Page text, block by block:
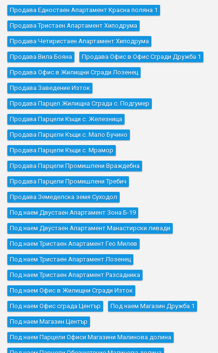
Продава Едностаен Апартамент Красна поляна 1
Продава Тристаен Апартамент Хиподрума
Продава Четиристаен Апартамент Хиподрума
Продава Вила Бояна Продава Офис в Офис Сгради Дружба 1
Продава Офис в Жилищни Сгради Лозенец
Продава Заведение Изток
Продава Парцел Жилищна Сграда с. Подгумер
Продава Парцели Къщи с. Железница
Продава Парцели Къщи с. Мало Бучино
Продава Парцели Къщи с. Мрамор
Продава Парцели Промишлени Враждебна
Продава Парцели Промишлени Требич
Продава Земеделска земя Суходол
Под наем Двустаен Апартамент Зона Б-19
Под наем Двустаен Апартамент Манастирски ливади
Под наем Тристаен Апартамент Гео Милев
Под наем Тристаен Апартамент Лозенец
Под наем Тристаен Апартамент Разсадника
Под наем Офис в Жилищни Сгради Изток
Под наем Офис сграда Център Под наем Магазин Дружба 1
Под наем Магазин Център
Под наем Парцели Офиси Магазини Малинова долина